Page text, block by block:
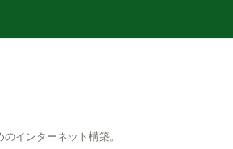
インターネット構築。